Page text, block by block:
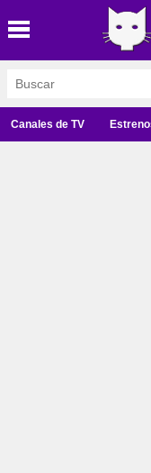
Canales de TV